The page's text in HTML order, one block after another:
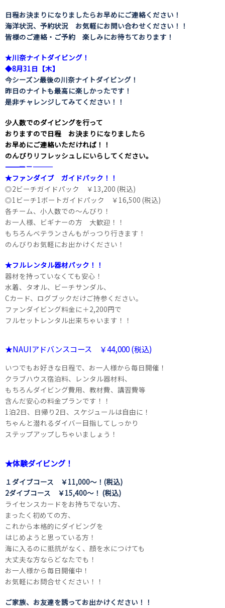
日程お決まりになりましたらお早めにご連絡ください！
海洋状況、予約状況 お気軽にお問い合わせください！！
皆様のご連絡・ご予約 楽しみにお待ちております！
★川奈ナイトダイビング！
◆8月31日【木】
今シーズン最後の川奈ナイトダイビング！
昨日のナイトも最高に楽しかったです！
是非チャレンジしてみてください！！
少人数でのダイビングを行って
おりますので日程 お決まりになりましたら
お早めにご連絡いただければ！！
のんびりリフレッシュしにいらしてください。
――――――――――――――――――――－－―――
★ファンダイブ ガイドパック！！
◎2ビーチガイドパック ￥13,200 (税込)
◎1ビーチ1ボートガイドパック ￥16,500 (税込)
各チーム、小人数での～んびり！
お一人様、ビギナーの方 大歓迎！！
もちろんベテランさんもがっつり行きます！
のんびりお気軽にお出かけください！
★フルレンタル器材パック！！
器材を持っていなくても安心！
水着、タオル、ビーチサンダル、
Cカード、ログブックだけご持参ください。
ファンダイビング料金に＋2,200円で
フルセットレンタル出来ちゃいます！！
★NAUIアドバンスコース ￥44,000 (税込)
いつでもお好きな日程で、お一人様から毎日開催！
クラブハウス宿泊料、レンタル器材料、
もちろんダイビング費用、教材費、講習費等
含んだ安心の料金プランです！！
1泊2日、日帰り2日、スケジュールは自由に！
ちゃんと潜れるダイバー目指してしっかり
ステップアップしちゃいましょう！
★体験ダイビング！
１ダイブコース ￥11,000～！(税込)
2ダイブコース ￥15,400～！ (税込)
ライセンスカードをお持ちでない方、
まったく初めての方、
これから本格的にダイビングを
はじめようと思っている方！
海に入るのに抵抗がなく、顔を水につけても
大丈夫な方ならどなたでも！
お一人様から毎日開催中！
お気軽にお問合せください！！
ご家族、お友達を誘ってお出かけください！！